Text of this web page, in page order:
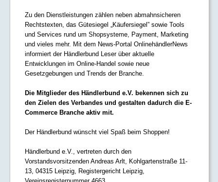
Zu den Dienstleistungen zählen neben abmahnsicheren
Rechtstexten, das Gütesiegel „Käufersiegel” sowie Tools
und Services rund um Shopsysteme, Payment, Marketing
und vieles mehr. Mit dem News-Portal OnlinehändlerNews
informiert der Händlerbund Leser über aktuelle
Entwicklungen im Online-Handel sowie neue
Gesetzgebungen und Trends der Branche.
Die Mitglieder des Händlerbund e.V. bekennen sich zu
den Zielen des Verbandes und gestalten dadurch die E-
Commerce Branche aktiv mit.
Der Händlerbund wünscht viel Spaß beim Shoppen!
Händlerbund e.V., vertreten durch den
Vorstandsvorsitzenden Andreas Arlt, Kohlgartenstraße 11-
13, 04315 Leipzig, Registergericht Leipzig,